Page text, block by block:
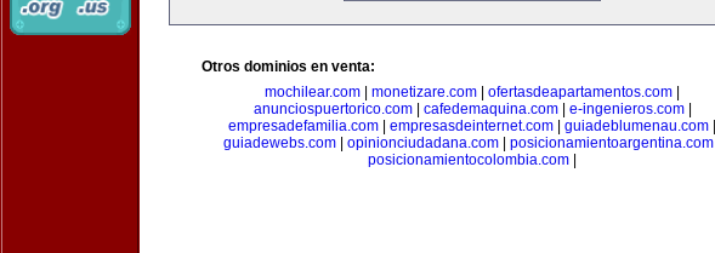
Otros dominios en venta:
mochilear.com
monetizare.com ofertasdeapartamentos.com
anunciospuertorico.com| cafedemaquina.com| e-ingenieros.com|
empresadefamilia.com
empresasdeinternet.com guiadeblumenau.com
guiadewebs.com
opinionciudadana.com posicionamientoargentina.com
posicionamientocolombia.com